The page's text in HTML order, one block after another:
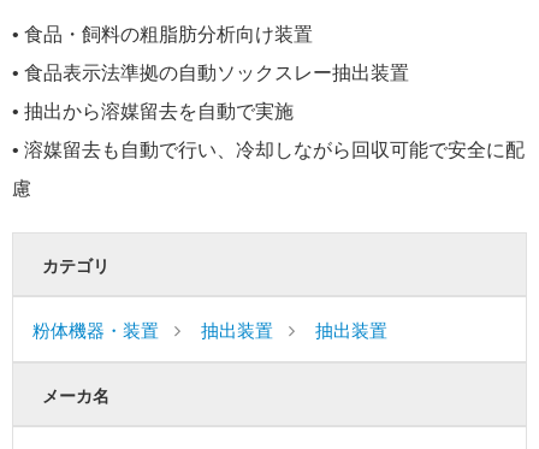
• 食品・飼料の粗脂肪分析向け装置
• 食品表示法準拠の自動ソックスレー抽出装置
• 抽出から溶媒留去を自動で実施
• 溶媒留去も自動で行い、冷却しながら回収可能で安全に配
慮
カテゴリ
粉体機器・装置 抽出装置 抽出装置
メーカ名